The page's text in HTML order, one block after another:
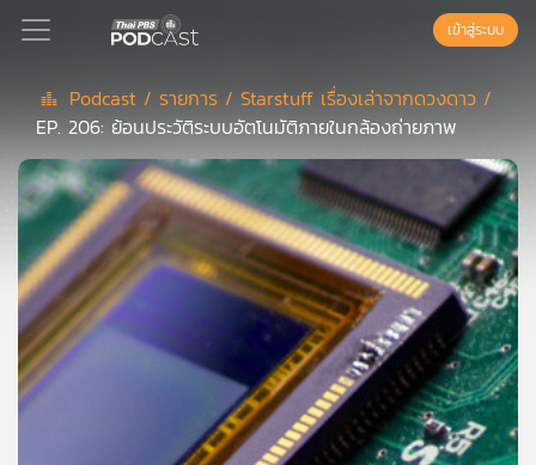
Podcast
เพล
ย์
ลิ
สต์
แนะนำ
เพล
เข้าสู่ระบบ
Podcast / รายการ / Starstuff เรื่องเล่าจากดวงดาว /
EP. 206: ย้อนประวัติระบบอัตโนมัติภายในกล้องถ่ายภาพ